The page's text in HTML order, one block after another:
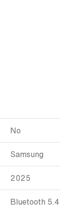
No
Samsung
2025
Bluetooth 5.4